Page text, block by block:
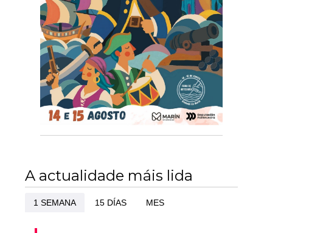
A actualidade máis lida
1 SEMANA 15 DÍAS MES